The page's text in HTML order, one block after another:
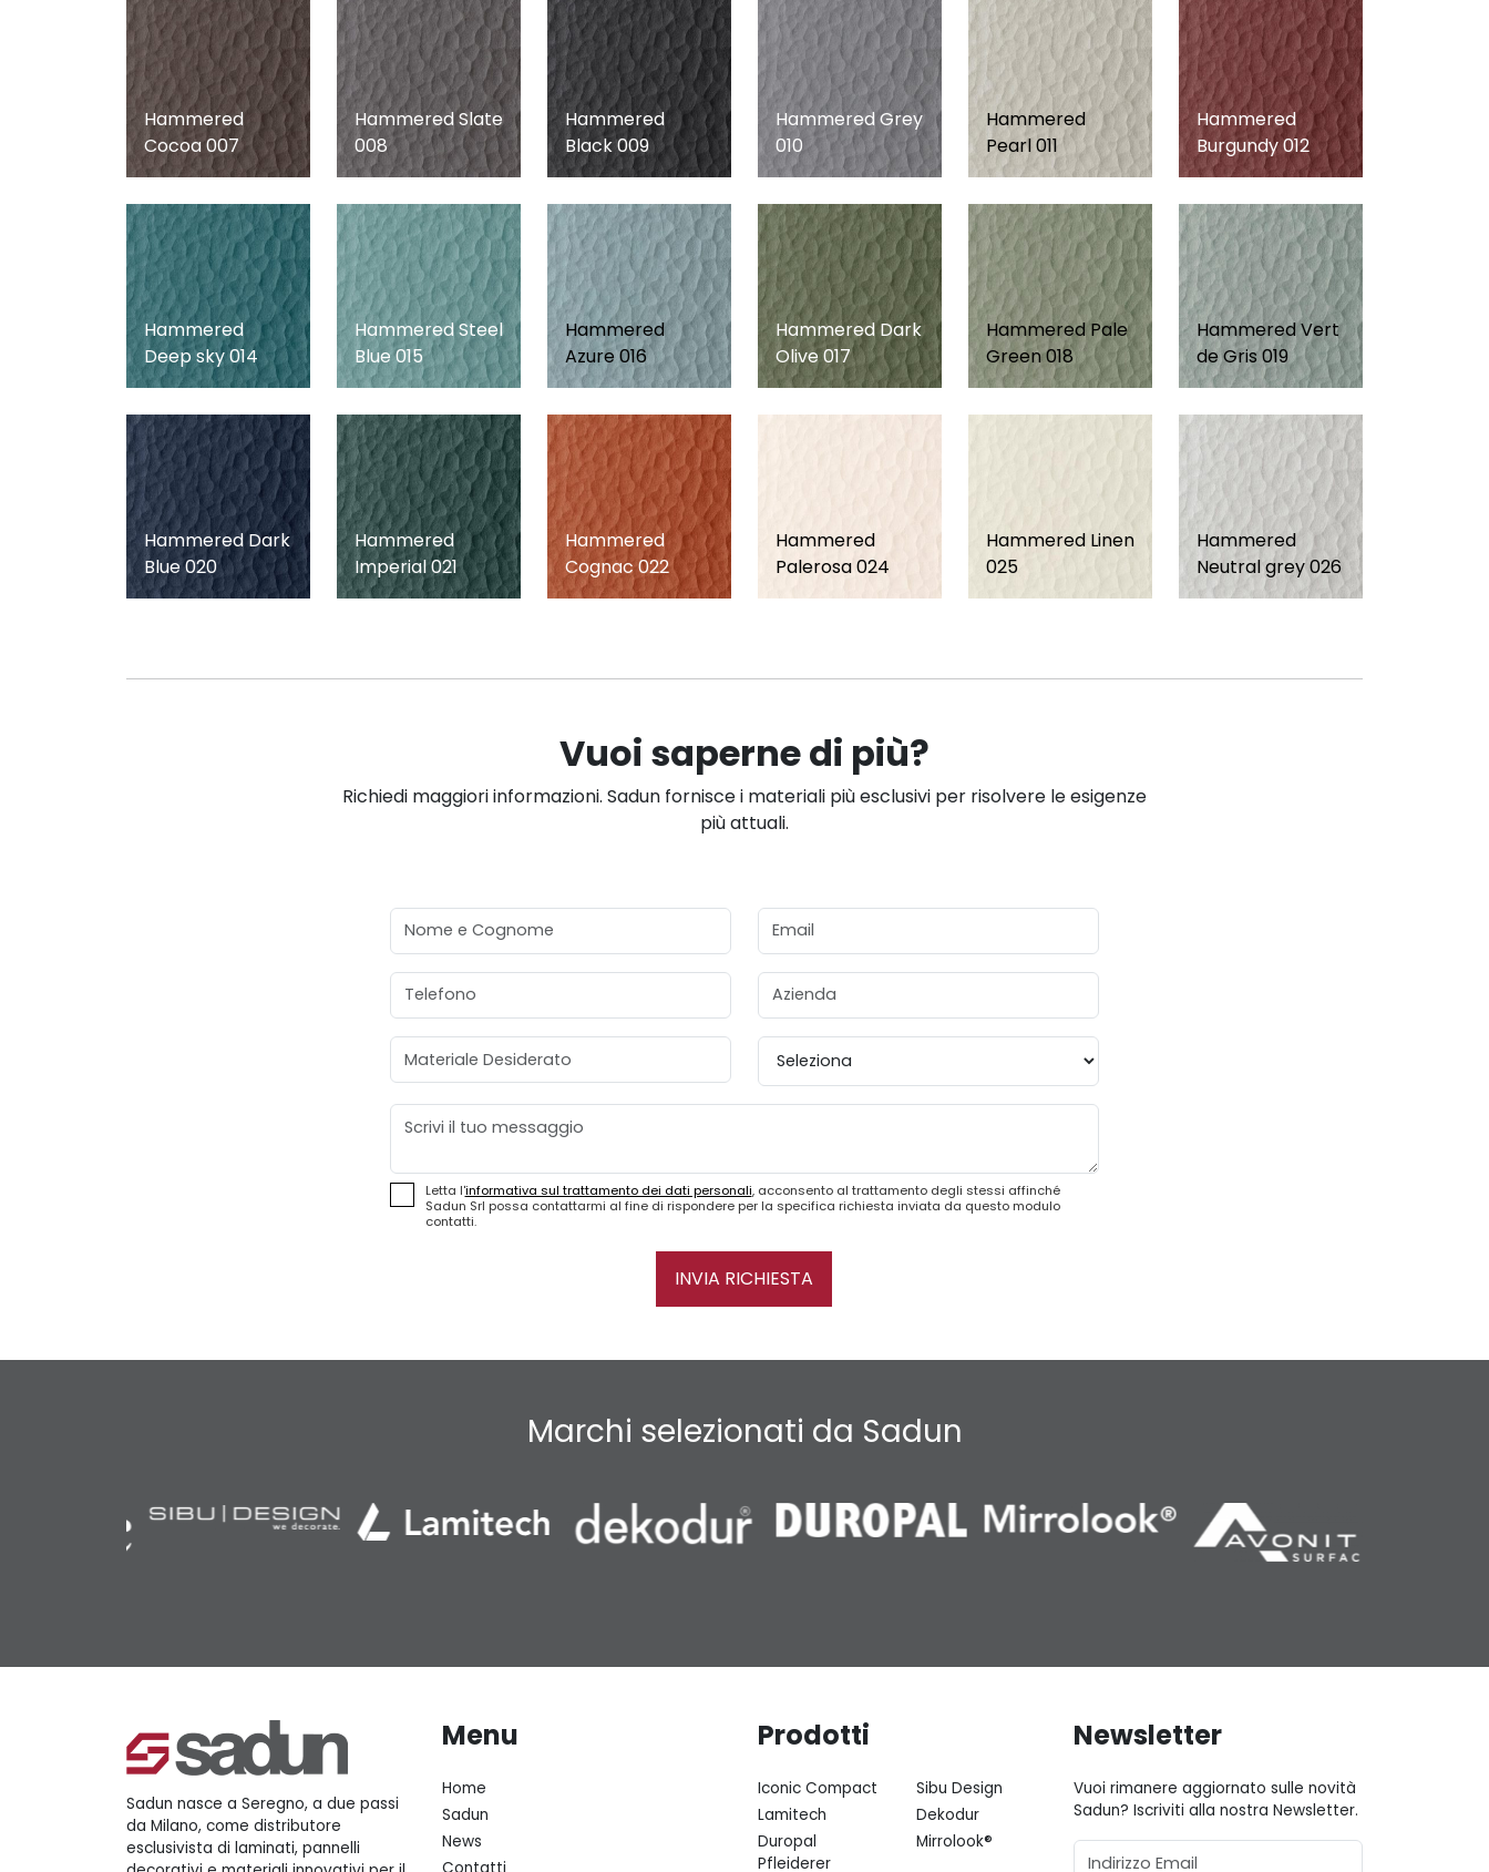
Hammered
Cocoa 007
Hammered Slate
008
Hammered
Black 009
Hammered Grey
010
Hammered
Pearl 011
Hammered
Burgundy 012
Hammered
Deep sky 014
Hammered Steel
Blue 015
Hammered
Azure 016
Hammered Dark
Olive 017
Hammered Pale
Green 018
Hammered Vert
de Gris 019
Hammered Dark
Blue 020
Hammered
Imperial 021
Hammered
Cognac 022
Hammered
Palerosa 024
Hammered Linen
025
Hammered
Neutral grey 026
Vuoi saperne di più?
Richiedi maggiori informazioni. Sadun fornisce i materiali più esclusivi per risolvere le esigenze
più attuali.
Nome e Cognome Email
Telefono Azienda
Materiale Desiderato Provincia
Messaggio
Letta l'informativa sul trattamento dei dati personali, acconsento al trattamento degli stessi affinché
Sadun Srl possa contattarmi al fine di rispondere per la specifica richiesta inviata da questo modulo
contatti.
INVIA RICHIESTA
Marchi selezionati da Sadun
Sadun nasce a Seregno, a due passi
da Milano, come distributore
esclusivista di laminati, pannelli
Menu
Home
Sadun
News
Prodotti
Iconic Compact
Sibu Design
Lamitech
Dekodur
Duropal
Pfleiderer
Mirrolook®
Newsletter
Vuoi rimanere aggiornato sulle novità
Sadun? Iscriviti alla nostra Newsletter.
Email